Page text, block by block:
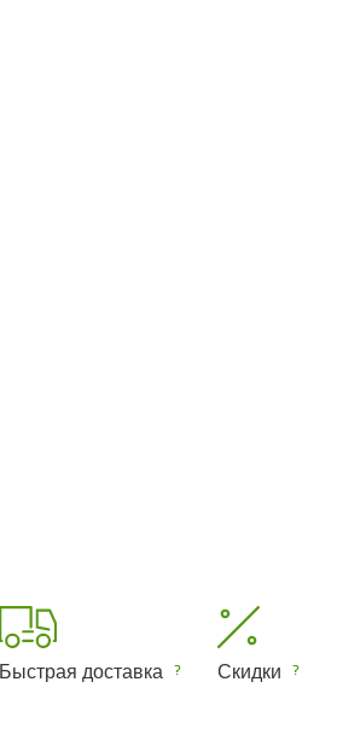
Быстрая доставка Скидки